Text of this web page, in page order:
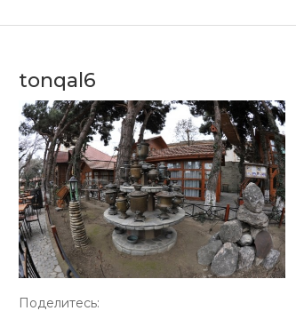
tonqal6
Поделитесь: